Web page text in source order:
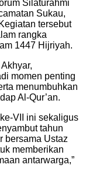
Silaturahmi
Sukau,
tersebut
rangka
1447 Hijriyah.
momen penting
menumbuhkan
Al-Qur’an.
VII ini sekaligus
tahun
bersama Ustaz
memberikan
antarwarga,”